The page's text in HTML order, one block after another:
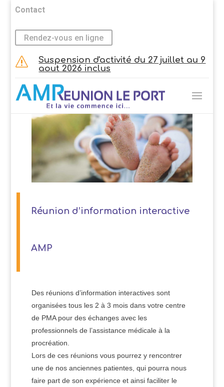
Contact
Rendez-vous en ligne
s
Suspension d'activité du 27 juillet au 9
aout 2026 inclus
Réunion d’information interactive
AMP
Des réunions d’information interactives sont
organisées tous les 2 à 3 mois dans votre centre
de PMA pour des échanges avec les
professionnels de l’assistance médicale à la
procréation.
Lors de ces réunions vous pourrez y rencontrer
une de nos anciennes patientes, qui pourra nous
faire part de son expérience et ainsi faciliter le